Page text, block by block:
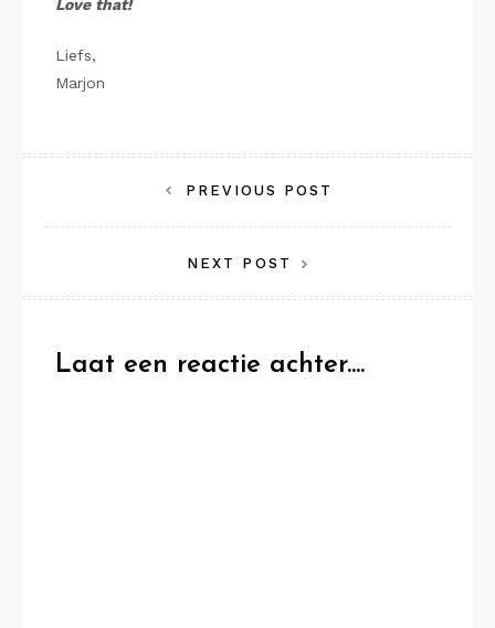
Love that!
Liefs,
Marjon
navigatie
PREVIOUS POST
NEXT POST
Laat een reactie achter....